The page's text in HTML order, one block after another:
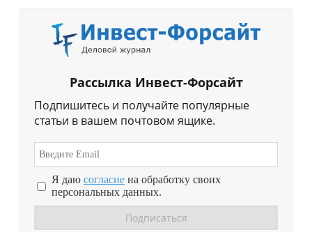
Рассылка Инвест-Форсайт
Подпишитесь и получайте популярные
статьи в вашем почтовом ящике.
Я даю согласие на обработку своих
персональных данных.